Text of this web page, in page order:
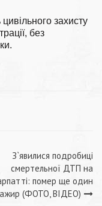
захисту
без
З`явилися подробиці
смертельної ДТП на
помер ще один
(ФОТО, ВІДЕО)